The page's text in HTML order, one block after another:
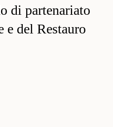
di partenariato
e del Restauro